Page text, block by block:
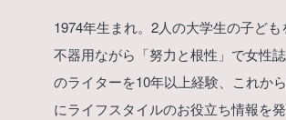
1974年生まれ。2人の大学生の子ども
不器用ながら「努力と根性」で女性誌
のライターを10年以上経験、これか
にライフスタイルのお役立ち情報を